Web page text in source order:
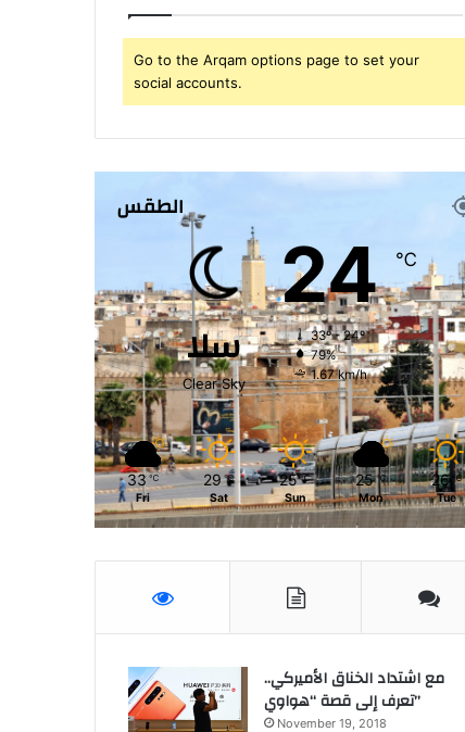
Go to the Arqam options page to set your
social accounts.
الطقس
سلا
Clear Sky
24℃
33º - 24º
79%
1.67 km/h
33 ℃
Fri
29 ℃
Sat
25 ℃
Sun
25 ℃
Mon
26 ℃
Tue
مع اشتداد الخناق الأميركي..
تعرف إلى قصة “هواوي”
November 19, 2018